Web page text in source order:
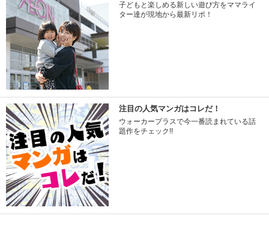
子どもと楽しめる新しい遊び方をママライ
ター達が現地から最新リポ！
注目の人気マンガはコレだ！
ウォーカープラスで今一番読まれている話
題作をチェック!!